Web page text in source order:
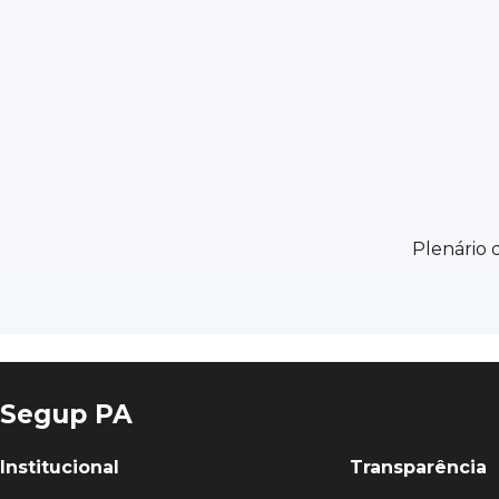
Plenário do
Segup PA
Institucional Transparência